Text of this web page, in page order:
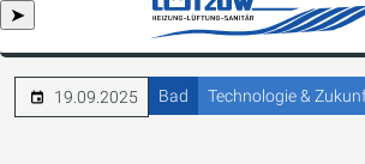
➤
19.09.2025 Bad Technologie &